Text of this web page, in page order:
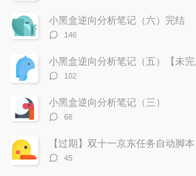
数：
小黑盒逆向分析笔记（六）完结
评
数：
146
小黑盒逆向分析笔记（五）【未完
评
数：
102
小黑盒逆向分析笔记（三）
评
数：
68
【过期】双十一京东任务自动脚本
评
45